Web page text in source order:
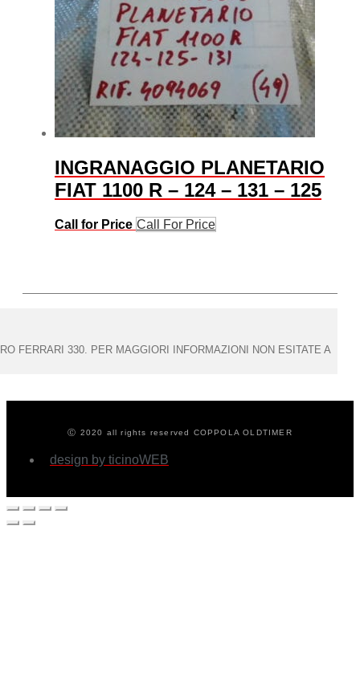
INGRANAGGIO PLANETARIO
FIAT 1100 R – 124 – 131 – 125
Call for Price Call For Price
FERRARI 330. PER MAGGIORI INFORMAZIONI NON ESITATE A
Ⓒ 2020 all rights reserved COPPOLA OLDTIMER
design by ticinoWEB